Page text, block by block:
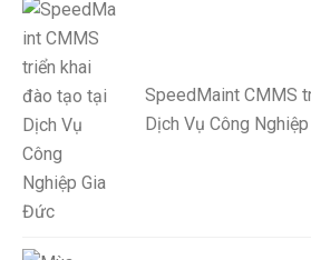
SpeedMaint CMMS
Dịch Vụ Công